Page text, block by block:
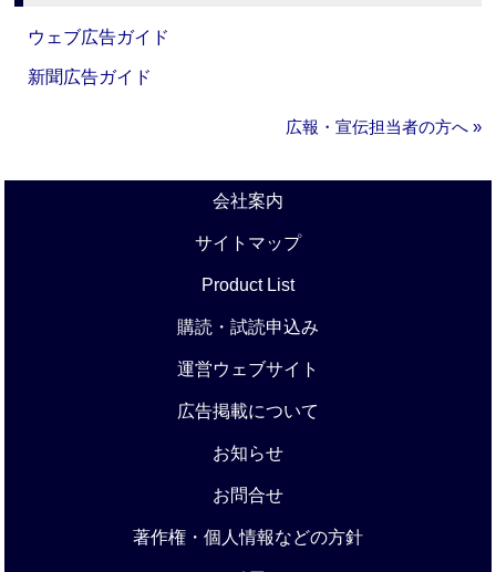
ウェブ広告ガイド
新聞広告ガイド
広報・宣伝担当者の方へ »
会社案内
サイトマップ
Product List
購読・試読申込み
運営ウェブサイト
広告掲載について
お知らせ
お問合せ
著作権・個人情報などの方針